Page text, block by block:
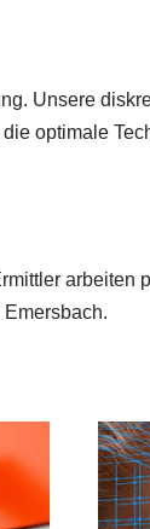
Unsere
optimale